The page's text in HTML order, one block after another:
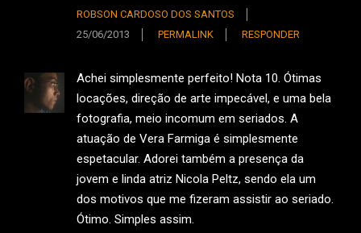
ROBSON CARDOSO DOS SANTOS
25/06/2013
PERMALINK RESPONDER
Achei simplesmente perfeito! Nota 10. Ótimas
locações, direção de arte impecável, e uma bela
fotografia, meio incomum em seriados. A
atuação de Vera Farmiga é simplesmente
espetacular. Adorei também a presença da
jovem e linda atriz Nicola Peltz, sendo ela um
dos motivos que me fizeram assistir ao seriado.
Ótimo. Simples assim.